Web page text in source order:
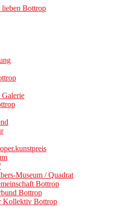
Galerie
Museum / Quadrat
Bottrop
Bottrop
Kollektiv Bottrop